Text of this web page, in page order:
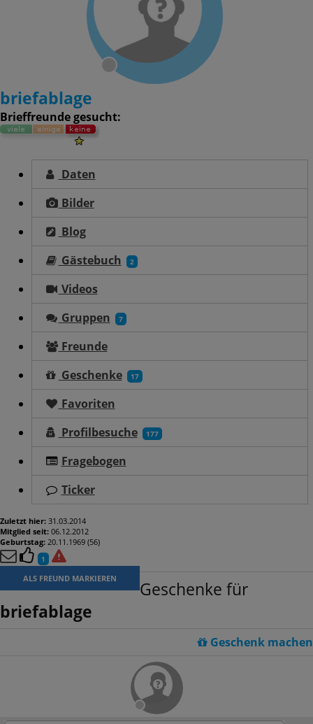
briefablage
Brieffreunde gesucht:
Daten
Bilder
Blog
Gästebuch
2
Videos
Gruppen
7
Freunde
Geschenke
17
Favoriten
Profilbesuche
177
Fragebogen
Ticker
Zuletzt hier: 31.03.2014
Mitglied seit: 06.12.2012
Geburtstag: 20.11.1969 (56)
1
ALS FREUND MARKIEREN
Geschenke für
briefablage
Geschenk machen